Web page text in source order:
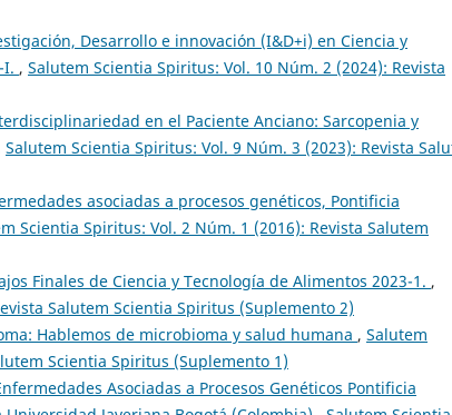
Desarrollo e innovación (I&D+i) en Ciencia y
I. , Salutem Scientia Spiritus: Vol. 10 Núm. 2 (2024): Revista
en el Paciente Anciano: Sarcopenia y
Salutem Scientia Spiritus: Vol. 9 Núm. 3 (2023): Revista
asociadas a procesos genéticos, Pontificia
Scientia Spiritus: Vol. 2 Núm. 1 (2016): Revista Salutem
Finales de Ciencia y Tecnología de Alimentos 2023-1. ,
Salutem Scientia Spiritus (Suplemento 2)
Hablemos de microbioma y salud humana , Salutem
Scientia Spiritus (Suplemento 1)
Asociadas a Procesos Genéticos Pontificia